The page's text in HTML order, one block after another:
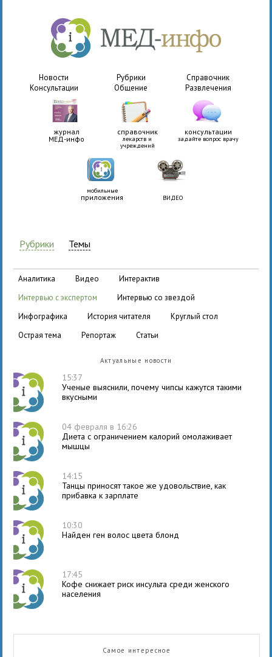
Новости Рубрики
Справочник
Консультации
Общение Развлечения
журнал
МЕД-инфо
справочник
лекарств и
учреждений
консультации
задайте вопрос врачу
мобильные
приложения ВИДЕО
Рубрики Темы
аналитика видео
интерактив
интервью с экспертом
интервью со звездой
инфографика
история читателя
круглый стол
острая тема
репортаж статьи
Актуальные новости
15:37
Ученые выяснили, почему чипсы кажутся такими
вкусными
04 февраля в 16:26
Диета с ограничением калорий омолаживает
мышцы
14:15
Танцы приносят такое же удовольствие, как
прибавка к зарплате
10:30
Найден ген волос цвета блонд
17:45
Кофе снижает риск инсульта среди женского
населения
Самое интересное